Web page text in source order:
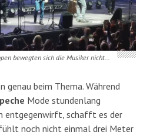
bewegten sich die Musiker nicht…
genau beim Thema. Während
Mode stundenlang
entgegenwirft, schafft es der
noch nicht einmal drei Meter